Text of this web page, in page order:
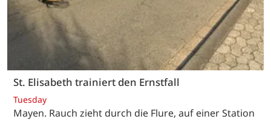
St. Elisabeth trainiert den Ernstfall
Tuesday
Mayen. Rauch zieht durch die Flure, auf einer Station